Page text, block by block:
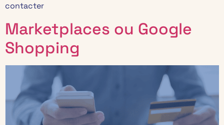
contacter
Marketplaces ou Google
Shopping